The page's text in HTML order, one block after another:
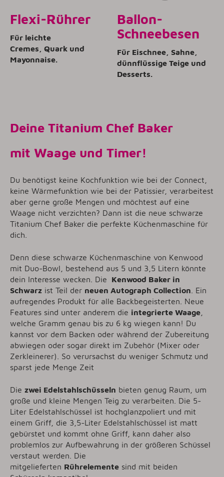
Flexi-Rührer
Für leichte
Cremes, Quark und
Mayonnaise.
Ballon-
Schneebesen
Für Eischnee, Sahne,
dünnflüssige Teige und
Desserts.
Deine Titanium Chef Baker
mit Waage und Timer!
Du benötigst keine Kochfunktion wie bei der Connect,
keine Wärmefunktion wie bei der Patissier, verarbeitest
aber gerne große Mengen und möchtest auf eine
Waage nicht verzichten? Dann ist die neue schwarze
Titanium Chef Baker die perfekte Küchenmaschine für
dich.
Denn diese schwarze Küchenmaschine von Kenwood
mit Duo-Bowl, bestehend aus 5 und 3,5 Litern könnte
dein Interesse wecken. Die
Kenwood Baker in
Schwarz ist Teil der neuen Autograph Collection . Ein
aufregendes Produkt für alle Backbegeisterten. Neue
Features sind unter anderem die integrierte Waage
welche Gramm genau bis zu 6 kg wiegen kann! Du
kannst vor dem Backen oder während der Zubereitung
abwiegen oder sogar direkt im Zubehör (Mixer oder
Zerkleinerer). So verursachst du weniger Schmutz und
sparst jede Menge Zeit
Die zwei Edelstahlschüsseln bieten genug Raum, um
große und kleine Mengen Teig zu verarbeiten. Die 5-
Liter Edelstahlschüssel ist hochglanzpoliert und mit
einem Griff, die 3,5-Liter Edelstahlschüssel ist matt
gebürstet und kommt ohne Griff, kann daher also
problemlos zur Aufbewahrung in der größeren Schüssel
verstaut werden. Die
mitgelieferten Rührelemente sind mit beiden